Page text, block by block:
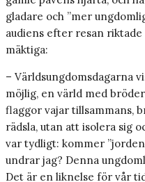
gladare och ”mer
audiens efter resan
mäktiga:
– Världsungdomsdagarna
möjlig, en värld med
flaggor vajar tillsammans,
rädsla, utan att isolera sig
var tydligt: kommer
undrar jag? Denna
Det är en liknelse för vår